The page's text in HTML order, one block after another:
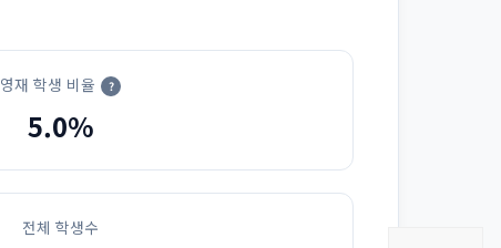
영재 학생 비율 ?
5.0%
전체 학생수